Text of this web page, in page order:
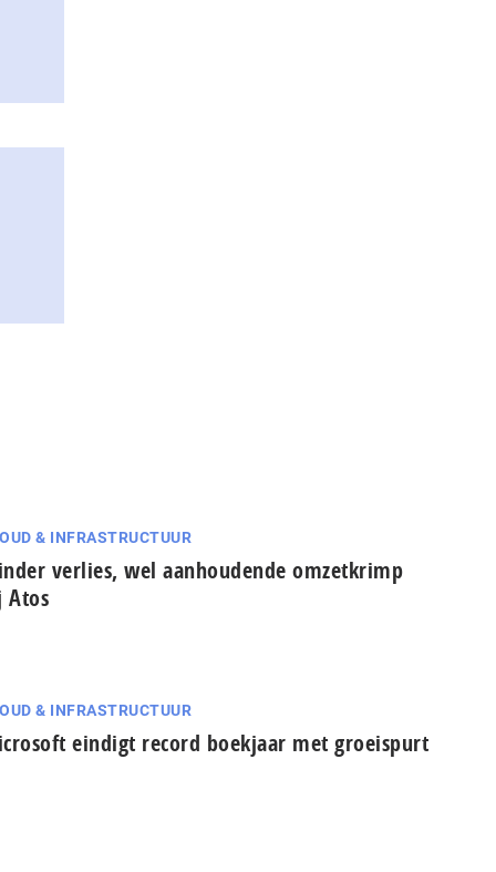
& INFRASTRUCTUUR
verlies, wel aanhoudende omzetkrimp
Atos
& INFRASTRUCTUUR
eindigt record boekjaar met groeispurt